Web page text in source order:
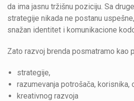
da ima jasnu tržišnu poziciju. Sa
strategije nikada ne postanu
snažan identitet i komunikacione
Zato razvoj brenda posmatramo kao
strategije,
razumevanja potrošača, korisnika,
kreativnog razvoja